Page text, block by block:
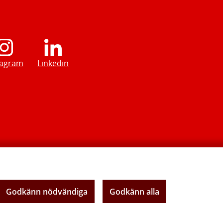
Godkänn nödvändiga Godkänn alla
Linkedin